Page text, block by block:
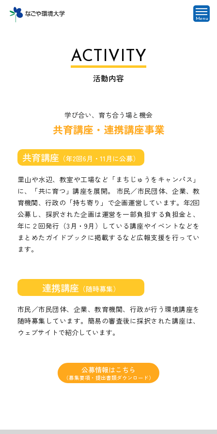
Menu
ACTIVITY
活動内容
学び合い、育ち合う場と機会
共育講座・連携講座事業
共育講座 （年2回6月・11月に公募）
里山や水辺、教室や工場など「まちじゅうをキャンパス」
に、「共に育つ」講座を展開。 市民／市民団体、企業、教
育機関、行政の「持ち寄り」で企画運営しています。年2回
公募し、採択された企画は運営を一部負担する負担金と、
年に２回発行（3月・9月）している講座やイベントなどを
まとめたガイドブックに掲載するなど広報支援を行ってい
ます。
連携講座 （随時募集）
市民／市民団体、企業、教育機関、行政が行う環境講座を
随時募集しています。簡易の審査後に採択された講座は、
ウェブサイトで紹介しています。
公募情報はこちら
（募集要項・提出書類ダウンロード）